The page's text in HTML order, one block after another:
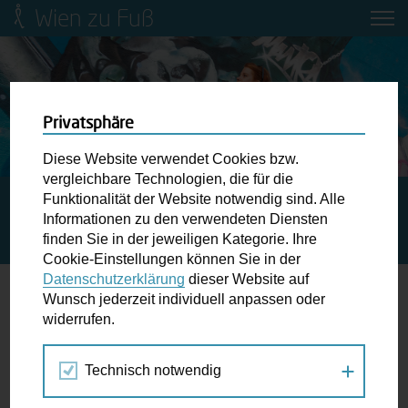
Wien zu Fuß
Mobilitätsbildung für Kinder und
Jugendliche
Ringstraße-Neugestaltung
Wiener Fußwegekarte
Newsletter abonnieren
Wunschbox
der Ampel ...
STARTSEITE
SPAZIERGANG KALENDER
ANTIRASSISMUS IST KEIN SPAZIERGANG! – RASSISMUS IM
ÖFFENTLICHEN RAUM
04.
OKT
2024
Privatsphäre
Diese Website verwendet Cookies bzw.
vergleichbare Technologien, die für die
Funktionalität der Website notwendig sind. Alle
Informationen zu den verwendeten Diensten
finden Sie in der jeweiligen Kategorie. Ihre
Cookie-Einstellungen können Sie in der
Datenschutzerklärung dieser Website auf
Wunsch jederzeit individuell anpassen oder
widerrufen.
Technisch notwendig